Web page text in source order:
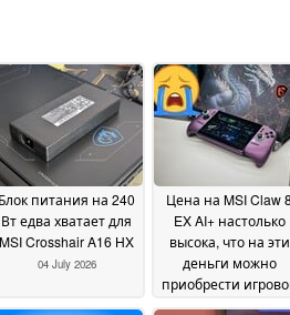
Блок питания на 240
Вт едва хватает для
MSI Crosshair A16 HX
04 July 2026
Цена на MSI Claw
EX AI+ настолько
высока, что на эти
деньги можно
приобрести